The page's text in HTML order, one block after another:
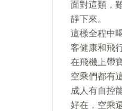
面對這類，
靜下來。
這樣全程中
客健康和飛
在飛機上帶
空乘們都有
成人有自控
好在，空乘